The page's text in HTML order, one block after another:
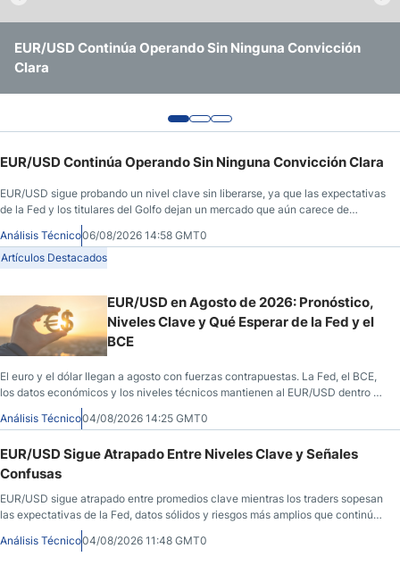
Pronóstico Semanal Forex
Señales de Trading Gratis y Alertas del Mercado Diario
EUR/USD Continúa Operando Sin Ninguna Convicción
Clara
EUR/USD en Agosto de 2026: Pronóstico, Niveles Clave y
Qué Esperar de la Fed y el BCE
EUR/USD Sigue Atrapado Entre Niveles Clave y Señales
Confusas
EUR/USD Continúa Operando Sin Ninguna Convicción Clara
EUR/USD sigue probando un nivel clave sin liberarse, ya que las expectativas
de la Fed y los titulares del Golfo dejan un mercado que aún carece de
Análisis Técnico06/08/2026 14:58 GMT0
Artículos Destacados
EUR/USD en Agosto de 2026: Pronóstico,
Niveles Clave y Qué Esperar de la Fed y el
BCE
El euro y el dólar llegan a agosto con fuerzas contrapuestas. La Fed, el BCE,
los datos económicos y los niveles técnicos mantienen al EUR/USD dentro de
una zona de indecisión.
Análisis Técnico04/08/2026 14:25 GMT0
EUR/USD Sigue Atrapado Entre Niveles Clave y Señales
Confusas
EUR/USD sigue atrapado entre promedios clave mientras los traders sopesan
las expectativas de la Fed, datos sólidos y riesgos más amplios que continúan
nublando la dirección del par.
Análisis Técnico04/08/2026 11:48 GMT0